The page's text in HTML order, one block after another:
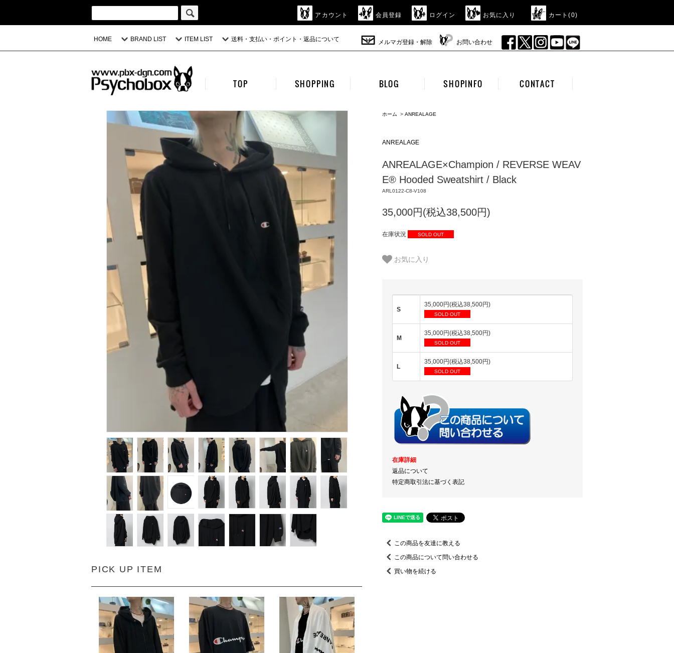
アカウント 会員登録 ログイン お気に入り カート(0)
HOME BRAND LIST ITEM LIST 送料・支払い・ポイント・返品について メルマガ登録・解除 お問い合わせ
TOP SHOPPING BLOG SHOPINFO CONTACT
PICK UP ITEM
ホーム > ANREALAGE
ANREALAGE
ANREALAGE×Champion / REVERSE WEAV
E® Hooded Sweatshirt / Black
ARL0122-C8-V108
35,000円(税込38,500円)
在庫状況 SOLD OUT
お気に入り
S
35,000円(税込38,500円)
SOLD OUT
M
35,000円(税込38,500円)
SOLD OUT
L
35,000円(税込38,500円)
SOLD OUT
在庫詳細
返品について
特定商取引法に基づく表記
この商品を友達に教える
この商品について問い合わせる
買い物を続ける